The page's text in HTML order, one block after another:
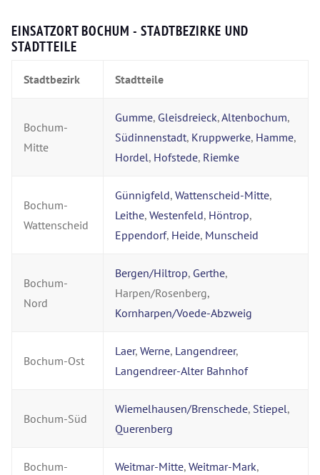
EINSATZORT BOCHUM - STADTBEZIRKE UND
STADTTEILE
Stadtbezirk Stadtteile
Bochum-
Mitte
Gumme, Gleisdreieck,Altenbochum,
Südinnenstadt, Kruppwerke, Hamme,
Hordel, Hofstede, Riemke
Bochum-
Wattenscheid
Günnigfeld, Wattenscheid-Mitte,
Leithe, Westenfeld, Höntrop,
Eppendorf, Heide, Munscheid
Bochum-
Nord
Bergen/Hiltrop, Gerthe,
Harpen/Rosenberg,
Kornharpen/Voede-Abzweig
Bochum-Ost
Laer, Werne, Langendreer,
Langendreer-Alter Bahnhof
Bochum-Süd
Wiemelhausen/Brenschede, Stiepel,
Querenberg
Bochum-
Weitmar-Mitte, Weitmar-Mark,